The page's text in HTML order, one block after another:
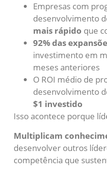
Empresas com
desenvolvimento
mais rápido que
92% das
investimento em
meses anteriores
O ROI médio de
desenvolvimento
$1 investido
Isso acontece porque
Multiplicam
desenvolver outros
competência que